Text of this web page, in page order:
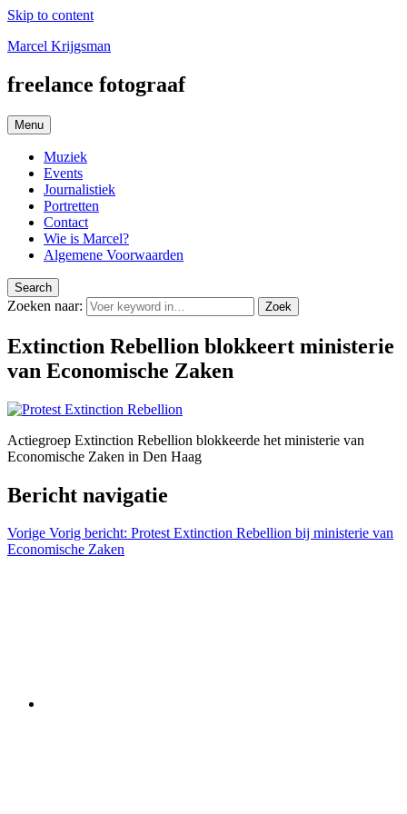
Skip to content
Marcel Krijgsman
freelance fotograaf
Menu
Muziek
Events
Journalistiek
Portretten
Contact
Wie is Marcel?
Algemene Voorwaarden
Search
Zoeken naar: Zoek
Extinction Rebellion blokkeert ministerie
van Economische Zaken
Actiegroep Extinction Rebellion blokkeerde het ministerie van
Economische Zaken in Den Haag
Bericht navigatie
Vorige Vorig bericht: Protest Extinction Rebellion bij ministerie van
Economische Zaken